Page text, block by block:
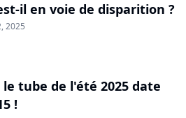
il en voie de disparition ?
2025
le tube de l'été 2025 date
!